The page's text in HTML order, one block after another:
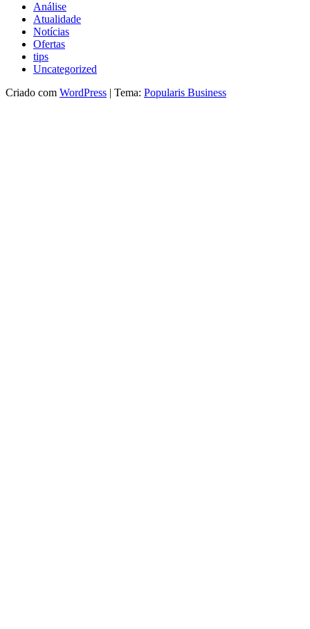
Análise
Atualidade
Notícias
Ofertas
tips
Uncategorized
Criado com WordPress | Tema: Popularis Business